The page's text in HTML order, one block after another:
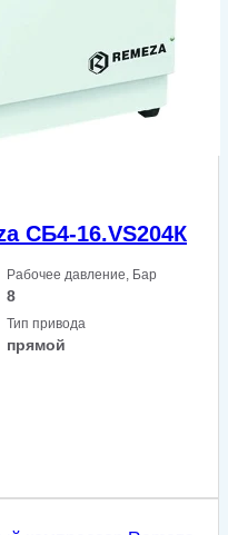
СБ4-16.VS204К
Рабочее давление, Бар
8
Тип привода
прямой